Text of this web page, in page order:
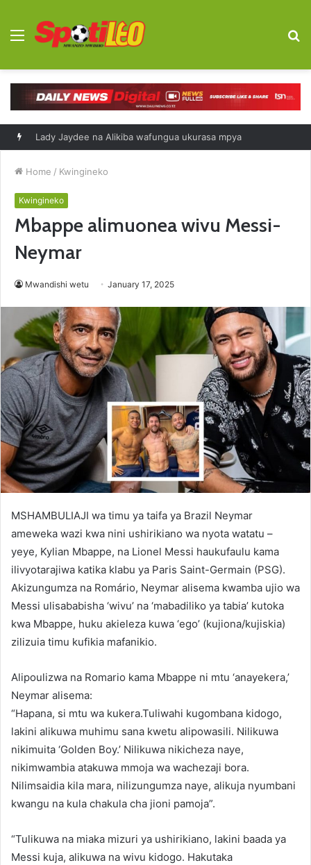
Menu
Lady Jaydee na Alikiba wafungua ukurasa mpya
Home / Kwingineko
Kwingineko
Mbappe alimuonea wivu Messi-
Neymar
Mwandishi wetu January 17, 2025
MSHAMBULIAJI wa timu ya taifa ya Brazil Neymar
ameweka wazi kwa nini ushirikiano wa nyota watatu –
yeye, Kylian Mbappe, na Lionel Messi haukufaulu kama
ilivyotarajiwa katika klabu ya Paris Saint-Germain (PSG).
Akizungumza na Romário, Neymar alisema kwamba ujio wa
Messi ulisababisha ‘wivu’ na ‘mabadiliko ya tabia’ kutoka
kwa Mbappe, huku akieleza kuwa ‘ego’ (kujiona/kujiskia)
zilizuia timu kufikia mafanikio.
Alipoulizwa na Romario kama Mbappe ni mtu ‘anayekera,’
Neymar alisema:
“Hapana, si mtu wa kukera.Tuliwahi kugombana kidogo,
lakini alikuwa muhimu sana kwetu alipowasili. Nilikuwa
nikimuita ‘Golden Boy.’ Nilikuwa nikicheza naye,
nikimwambia atakuwa mmoja wa wachezaji bora.
Nilimsaidia kila mara, nilizungumza naye, alikuja nyumbani
kwangu na kula chakula cha jioni pamoja”.
“Tulikuwa na miaka mizuri ya ushirikiano, lakini baada ya
Messi kuja, alikuwa na wivu kidogo. Hakutaka